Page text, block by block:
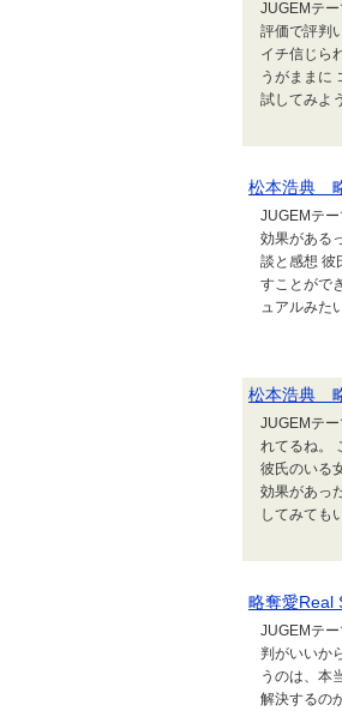
JUGEMテ
評価で評判
イチ信じら
うがままに
試してみよ
松本浩典
JUGEMテ
効果がある
談と感想 彼
すことがで
ュアルみた
松本浩典
JUGEMテ
れてるね。
彼氏のいる
効果があっ
してみても
略奪愛Real
JUGEMテ
判がいいか
うのは、本
解決するの